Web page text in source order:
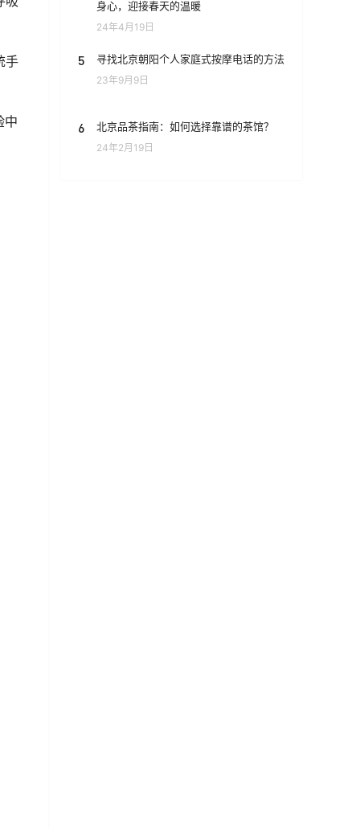
手
中
身心，迎接春天的温暖
24年4月19日
5 寻找北京朝阳个人家庭式按摩电话的方法
23年9月9日
6 北京品茶指南：如何选择靠谱的茶馆？
24年2月19日